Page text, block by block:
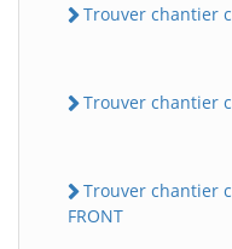
Trouver chantier
Trouver chantier
Trouver chantier
FRONT